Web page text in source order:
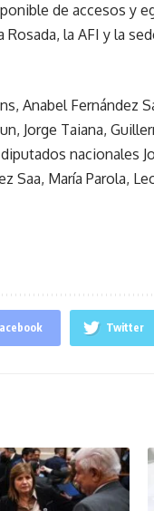
de accesos y
la AFI y la
Anabel Fernández
Jorge Taiana,
nacionales
Saa, María Parola,
Twitter